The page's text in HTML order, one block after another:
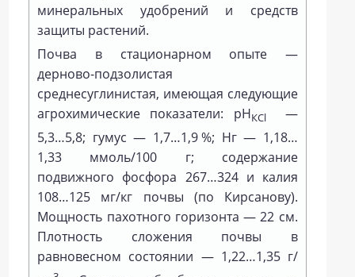
минеральных удобрений и средств
защиты растений.
Почва в стационарном опыте —
дерново-подзолистая
среднесуглинистая, имеющая следующие
агрохимические показатели: рНКСl—
5,3…5,8; гумус — 1,7…1,9 %; Нг — 1,18…
1,33 ммоль/100 г; содержание
подвижного фосфора 267…324 и калия
108…125 мг/кг почвы (по Кирсанову).
Мощность пахотного горизонта — 22 см.
Плотность сложения почвы в
равновесном состоянии — 1,22…1,35 г/